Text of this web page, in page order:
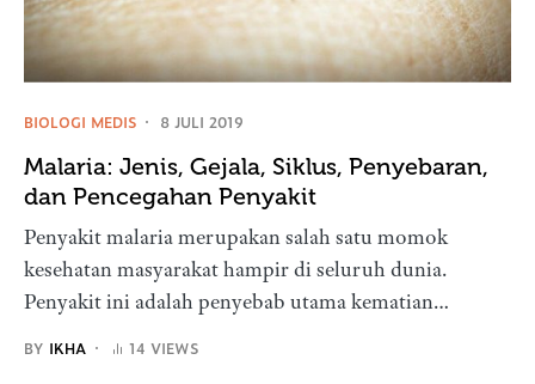
BIOLOGI MEDIS 8 JULI 2019
Malaria: Jenis, Gejala, Siklus, Penyebaran,
dan Pencegahan Penyakit
Penyakit malaria merupakan salah satu momok
kesehatan masyarakat hampir di seluruh dunia.
Penyakit ini adalah penyebab utama kematian…
BY IKHA 14 VIEWS